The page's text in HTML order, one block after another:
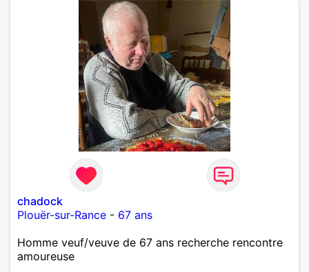
chadock
Plouër-sur-Rance - 67 ans
Homme veuf/veuve de 67 ans recherche rencontre
amoureuse